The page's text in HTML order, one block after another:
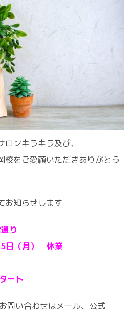
ンキラキラ及び、
校をご愛顧いただきありがとう
お知らせします
り
5日（月） 休業
ート
問い合わせはメール、公式